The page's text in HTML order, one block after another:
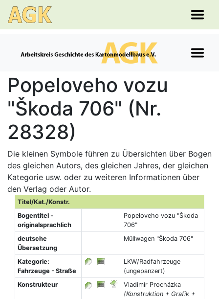
Popeloveho vozu
"Škoda 706" (Nr.
28328)
Die kleinen Symbole führen zu Übersichten über Bogen
des gleichen Autors, des gleichen Jahres, der gleichen
Kategorie usw. oder zu weiteren Informationen über
den Verlag oder Autor.
Titel/Kat./Konstr.
Bogentitel -
originalsprachlich
Popeloveho vozu "Škoda
706"
deutsche
Übersetzung
Müllwagen "Škoda 706"
Kategorie:
Fahrzeuge - Straße
LKW/Radfahrzeuge
(ungepanzert)
Konstrukteur
Vladimír Procházka
(Konstruktion + Grafik +